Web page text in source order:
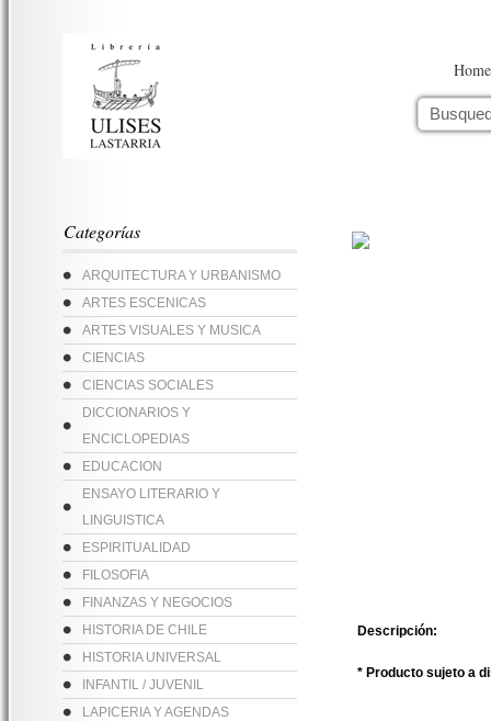
Home
Categorías
ARQUITECTURA Y URBANISMO
ARTES ESCENICAS
ARTES VISUALES Y MUSICA
CIENCIAS
CIENCIAS SOCIALES
DICCIONARIOS Y
ENCICLOPEDIAS
EDUCACION
ENSAYO LITERARIO Y
LINGUISTICA
ESPIRITUALIDAD
FILOSOFIA
FINANZAS Y NEGOCIOS
HISTORIA DE CHILE
HISTORIA UNIVERSAL
INFANTIL / JUVENIL
LAPICERIA Y AGENDAS
Descripción:
* Producto sujeto a